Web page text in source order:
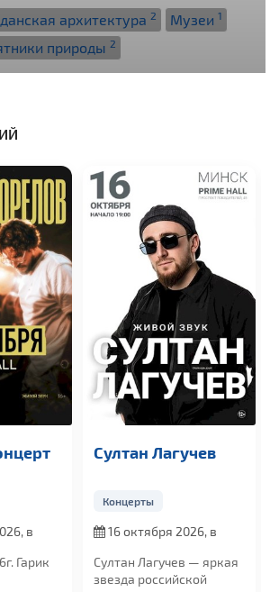
архитектура 2 Музеи 1
природы 2
в
Гарик
Султан Лагучев
Концерты
16 октября 2026, в
Султан Лагучев — яркая
звезда российской